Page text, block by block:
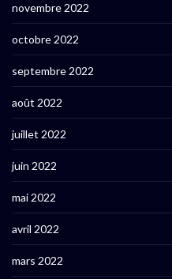
novembre 2022
octobre 2022
septembre 2022
août 2022
juillet 2022
juin 2022
mai 2022
avril 2022
mars 2022